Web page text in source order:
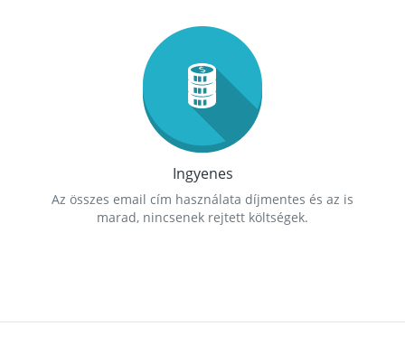
Ingyenes
Az összes email cím használata díjmentes és az is
marad, nincsenek rejtett költségek.